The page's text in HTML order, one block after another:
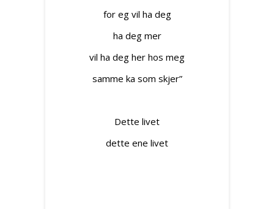
for eg vil ha deg
ha deg mer
vil ha deg her hos meg
samme ka som skjer”
Dette livet
dette ene livet